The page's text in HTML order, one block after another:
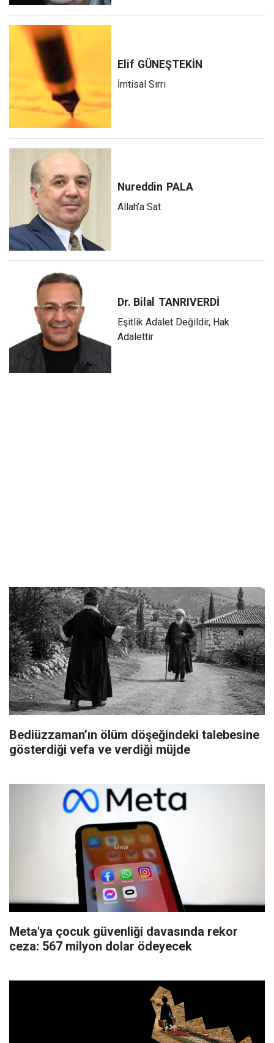
Elif GÜNEŞTEKİN
İmtisal Sırrı
Nureddin PALA
Allah’a Sat
Dr. Bilal TANRIVERDİ
Eşitlik Adalet Değildir, Hak
Adalettir
Bediüzzaman’ın ölüm döşeğindeki talebesine
gösterdiği vefa ve verdiği müjde
Meta'ya çocuk güvenliği davasında rekor
ceza: 567 milyon dolar ödeyecek